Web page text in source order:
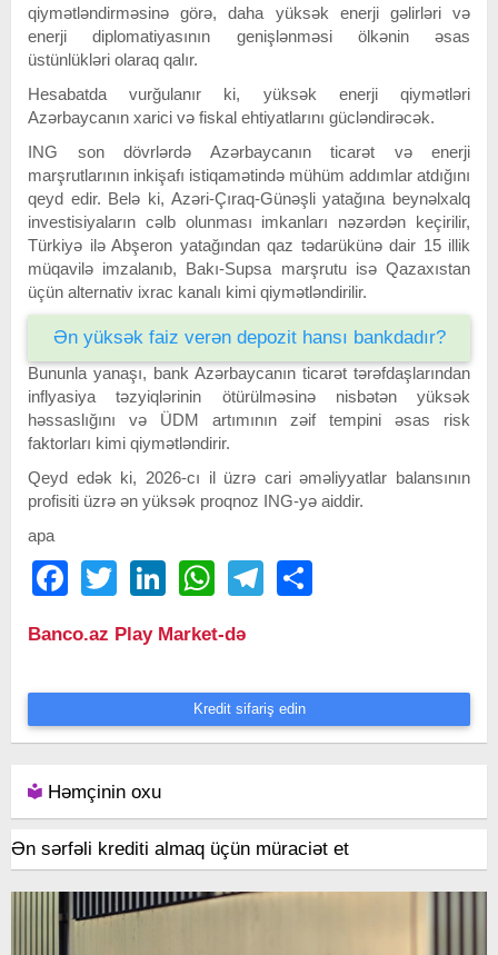
qiymətləndirməsinə görə, daha yüksək enerji gəlirləri və
enerji diplomatiyasının genişlənməsi ölkənin əsas
üstünlükləri olaraq qalır.
Hesabatda vurğulanır ki, yüksək enerji qiymətləri
Azərbaycanın xarici və fiskal ehtiyatlarını gücləndirəcək.
ING son dövrlərdə Azərbaycanın ticarət və enerji
marşrutlarının inkişafı istiqamətində mühüm addımlar atdığını
qeyd edir. Belə ki, Azəri-Çıraq-Günəşli yatağına beynəlxalq
investisiyaların cəlb olunması imkanları nəzərdən keçirilir,
Türkiyə ilə Abşeron yatağından qaz tədarükünə dair 15 illik
müqavilə imzalanıb, Bakı-Supsa marşrutu isə Qazaxıstan
üçün alternativ ixrac kanalı kimi qiymətləndirilir.
Ən yüksək faiz verən depozit hansı bankdadır?
Bununla yanaşı, bank Azərbaycanın ticarət tərəfdaşlarından
inflyasiya təzyiqlərinin ötürülməsinə nisbətən yüksək
həssaslığını və ÜDM artımının zəif tempini əsas risk
faktorları kimi qiymətləndirir.
Qeyd edək ki, 2026-cı il üzrə cari əməliyyatlar balansının
profisiti üzrə ən yüksək proqnoz ING-yə aiddir.
apa
FacebookTwitter LinkedIn WhatsAppTelegram
Banco.az Play Market-də
Kredit sifariş edin
Həmçinin oxu
Ən sərfəli krediti almaq üçün müraciət et